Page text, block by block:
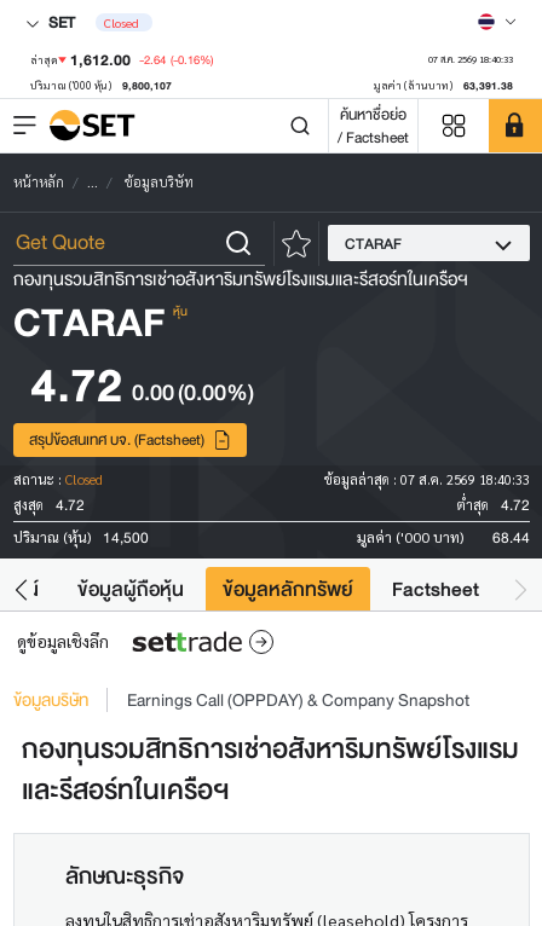
SET Closed
ล่าสุด 1,612.00 -2.64 (-0.16%) 07 ส.ค. 2569 18:40:33
ปริมาณ ('000 หุ้น) 9,800,107 มูลค่า (ล้านบาท) 63,391.38
ค้นหาชื่อย่อ
/ Factsheet
หน้าหลัก ... ข้อมูลบริษัท
CTARAF
กองทุนรวมสิทธิการเช่าอสังหาริมทรัพย์โรงแรมและรีสอร์ทในเครือฯ
CTARAF หุ้น
4.72 0.00(0.00%)
สรุปข้อสนเทศ บจ. (Factsheet)
สถานะ : Closed ข้อมูลล่าสุด : 07 ส.ค. 2569 18:40:33
สูงสุด
4.72 ต่ำสุด 4.72
ปริมาณ (หุ้น) 14,500 มูลค่า ('000 บาท) 68.44
ยชน์ ข้อมูลผู้ถือหุ้น ข้อมูลหลักทรัพย์ Factsheet
ดูข้อมูลเชิงลึก
ข้อมูลบริษัท Earnings Call (OPPDAY) & Company Snapshot
กองทุนรวมสิทธิการเช่าอสังหาริมทรัพย์โรงแรม
และรีสอร์ทในเครือฯ
ลักษณะธุรกิจ
ลงทุนในสิทธิการเช่าอสังหาริมทรัพย์ (leasehold) โครงการ